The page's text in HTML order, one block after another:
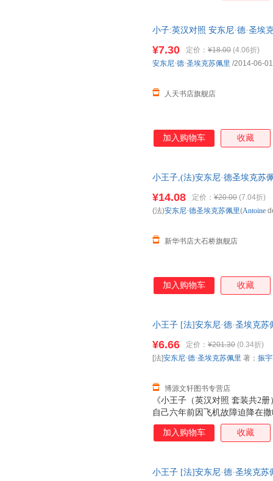
小子:英汉对照 安东尼·德·圣埃
¥7.30 定价： ¥18.00 (4.06折)
人天书店旗舰店
安东尼·德·圣埃克苏佩里 /2014-06-01
加入购物车 收藏
小王子,(法)安东尼·德圣埃克苏
购优惠咨询：13284178503
¥14.08 定价： ¥20.00 (7.04折)
新华书店大石桥旗舰店
(法)安东尼·德圣埃克苏佩里(Antoine
加入购物车 收藏
小王子 [法]安东尼·德·圣埃克
换】
《小王子（英汉对照 套装共2
自己六年前因飞机故障迫降在
子来自另一个星球，在抵达地
国王、爱慕虚荣的人、酒鬼、
¥6.66 定价： ¥201.30 (0.34折)
博源文轩图书专营店
[法]安东尼·德·圣埃克苏佩里 著； 振
加入购物车 收藏
小王子 [法]安东尼·德·圣埃克